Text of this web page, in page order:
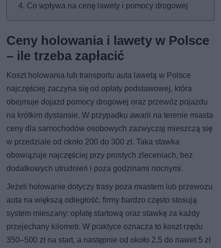
Co wpływa na cenę lawety i pomocy drogowej
Ceny holowania i lawety w Polsce
– ile trzeba zapłacić
Koszt holowania lub transportu auta lawetą w Polsce
najczęściej zaczyna się od opłaty podstawowej, która
obejmuje dojazd pomocy drogowej oraz przewóz pojazdu
na krótkim dystansie. W przypadku awarii na terenie miasta
ceny dla samochodów osobowych zazwyczaj mieszczą się
w przedziale od około 200 do 300 zł. Taka stawka
obowiązuje najczęściej przy prostych zleceniach, bez
dodatkowych utrudnień i poza godzinami nocnymi.
Jeżeli holowanie dotyczy trasy poza miastem lub przewozu
auta na większą odległość, firmy bardzo często stosują
system mieszany: opłatę startową oraz stawkę za każdy
przejechany kilometr. W praktyce oznacza to koszt rzędu
350–500 zł na start, a następnie od około 2,5 do nawet 5 zł